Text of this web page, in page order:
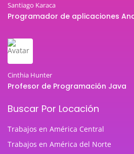
Santiago Karaca
Programador de aplicaciones
Cinthia Hunter
Profesor de Programación Java
Buscar Por Locación
Trabajos en América Central
Trabajos en América del Norte